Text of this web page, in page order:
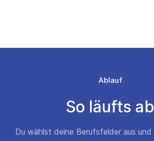
Ablauf
So läufts ab
Du wählst deine Berufsfelder aus